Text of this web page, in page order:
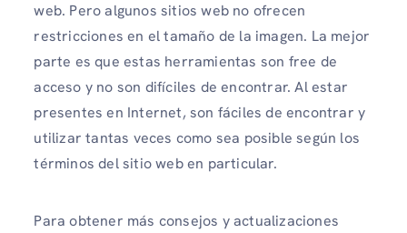
web. Pero algunos sitios web no ofrecen
restricciones en el tamaño de la imagen. La mejor
parte es que estas herramientas son free de
acceso y no son difíciles de encontrar. Al estar
presentes en Internet, son fáciles de encontrar y
utilizar tantas veces como sea posible según los
términos del sitio web en particular.
Para obtener más consejos y actualizaciones